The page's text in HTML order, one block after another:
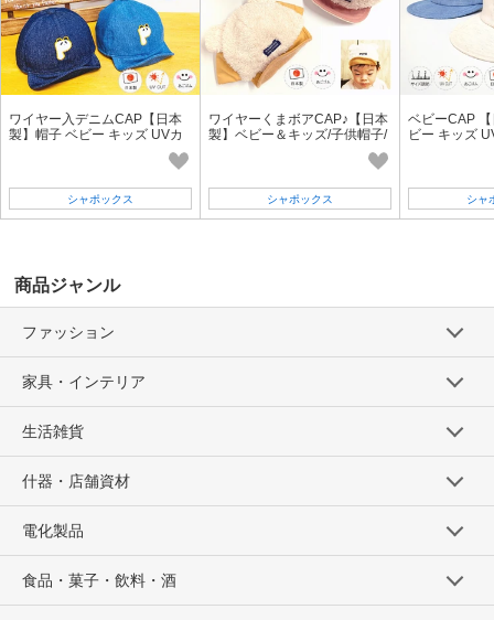
ワイヤー入デニムCAP【日本
製】帽子 ベビー キッズ UVカ
シャポックス
ワイヤーくまボアCAP♪【日本
製】ベビー＆キッズ/子供帽子/
シャポックス
ベビーCAP
ビー キッズ
シャ
商品ジャンル
ファッション
家具・インテリア
生活雑貨
什器・店舗資材
電化製品
食品・菓子・飲料・酒